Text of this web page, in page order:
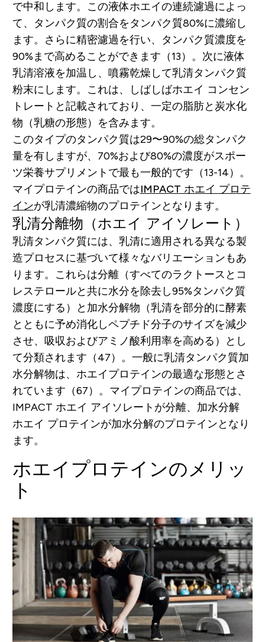
で中和します。この液体ホエイの連続濾過によっ
て、タンパク質の割合をタンパク質80%に濃縮し
ます。さらに精密濾過を行い、タンパク質濃度を
90%まで高めることができます（13）。次に液体
乳清溶液を加温し、噴霧乾燥して乳清タンパク質
粉末にします。これは、しばしばホエイ コンセン
トレートと記載されており、一定の脂肪と炭水化
物（乳糖の形態）を含みます。
このタイプのタンパク質は29〜90%の総タンパク
量を有しますが、70%および80%の濃度がスポー
ツ栄養サプリメントで最も一般的です（13-14）。
マイプロテインの商品ではIMPACT ホエイ プロテ
インが乳清濃縮物のプロテインとなります。
乳清分離物（ホエイ アイソレート）
乳清タンパク質には、乳清に適用される異なる製
造プロセスに基づいて様々なバリエーションもあ
ります。これらは分離（すべてのラクトースとコ
レステロールと共に水分を除去し95%タンパク質
濃度にする）と加水分解物（乳清を部分的に酵素
とともに予め消化しペプチド分子のサイズを減少
させ、吸収およびアミノ酸利用率を高める）とし
て分類されます（47）。一般に乳清タンパク質加
水分解物は、ホエイプロテインの最適な形態とさ
れています（67）。マイプロテインの商品では、
IMPACT ホエイ アイソレートが分離、加水分解
ホエイ プロテインが加水分解のプロテインとなり
ます。
ホエイプロテインのメリッ
ト